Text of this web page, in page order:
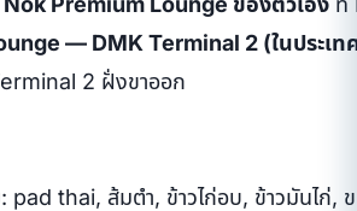
— DMK Terminal 2 (ในประเท
2 ฝั่งขาออก
: pad thai, ส้มตำ, ข้าวไก่อบ, ข้าวมันไก่,